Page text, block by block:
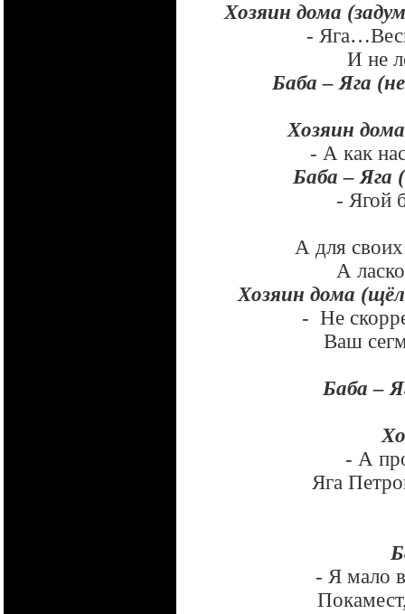
Хозяин дома
-
И не
Баба – Яга
Хозяин
- А как
Баба – Яга
- Ягой
А для
А
Хозяин дома
- Не
Ваш
Баба –
- А
Яга
- Я мало